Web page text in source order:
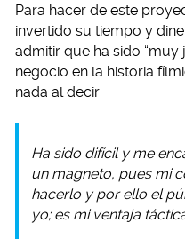
Para hacer de este
invertido su tiempo y
admitir que ha sido “muy
negocio en la historia
nada al decir:
Ha sido difícil y me
un magneto, pues mi
hacerlo y por ello el
yo; es mi ventaja